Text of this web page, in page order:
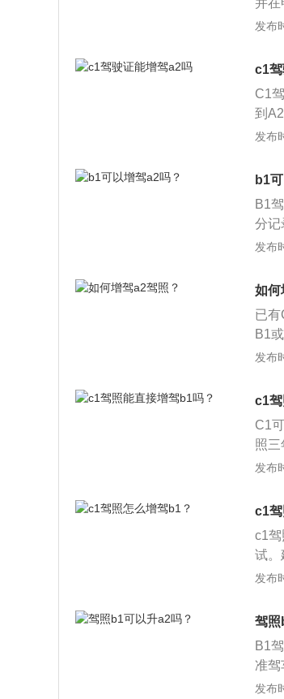
部无
并在
增加
2、
年
个
在校
期内
发布
c1
C1
到
后，
驶证
证申
证，
记满
车、
以
引车
内没
资格
地
汽
之一
吊
驾
C2
全
M。
发布
b1
B1
分记
理论
则
1车
高
发布
如何
已
B1
通过
方
《
第
请
客车
轮汽
分
型
得驾
分记
载
条：
车型
发布
c1驾
C1
照
米以
故
发布
c1驾
c1
试。
发证
地车
3、
如
2、
发布
驾照
B1
准
录。
发布